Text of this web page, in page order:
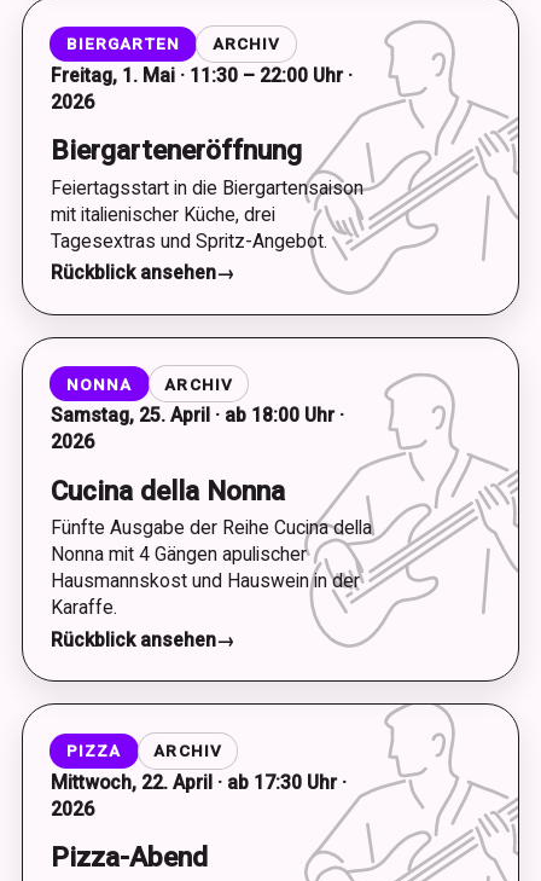
BIERGARTEN ARCHIV
Freitag, 1. Mai · 11:30 – 22:00 Uhr ·
2026
Biergarteneröffnung
Feiertagsstart in die Biergartensaison
mit italienischer Küche, drei
Tagesextras und Spritz-Angebot.
Rückblick ansehen→
NONNA ARCHIV
Samstag, 25. April · ab 18:00 Uhr ·
2026
Cucina della Nonna
Fünfte Ausgabe der Reihe Cucina della
Nonna mit 4 Gängen apulischer
Hausmannskost und Hauswein in der
Karaffe.
Rückblick ansehen→
PIZZA ARCHIV
Mittwoch, 22. April · ab 17:30 Uhr ·
2026
Pizza-Abend